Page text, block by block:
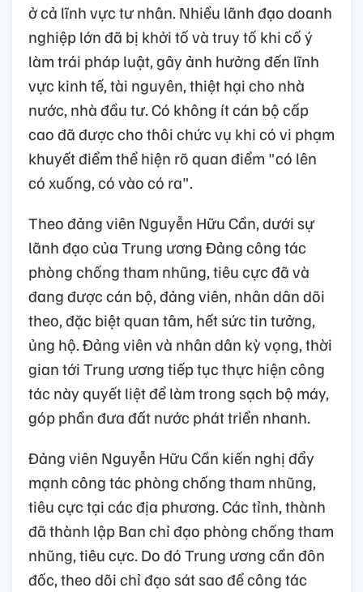
ở cả lĩnh vực tư nhân. Nhiều lãnh đạo doanh
nghiệp lớn đã bị khởi tố và truy tố khi cố ý
làm trái pháp luật, gây ảnh hưởng đến lĩnh
vực kinh tế, tài nguyên, thiệt hại cho nhà
nước, nhà đầu tư. Có không ít cán bộ cấp
cao đã được cho thôi chức vụ khi có vi phạm
khuyết điểm thể hiện rõ quan điểm "có lên
có xuống, có vào có ra".
Theo đảng viên Nguyễn Hữu Cần, dưới sự
lãnh đạo của Trung ương Đảng công tác
phòng chống tham nhũng, tiêu cực đã và
đang được cán bộ, đảng viên, nhân dân dõi
theo, đặc biệt quan tâm, hết sức tin tưởng,
ủng hộ. Đảng viên và nhân dân kỳ vọng, thời
gian tới Trung ương tiếp tục thực hiện công
tác này quyết liệt để làm trong sạch bộ máy,
góp phần đưa đất nước phát triển nhanh.
Đảng viên Nguyễn Hữu Cần kiến nghị đẩy
mạnh công tác phòng chống tham nhũng,
tiêu cực tại các địa phương. Các tỉnh, thành
đã thành lập Ban chỉ đạo phòng chống tham
nhũng, tiêu cực. Do đó Trung ương cần đôn
đốc, theo dõi chỉ đạo sát sao để công tác